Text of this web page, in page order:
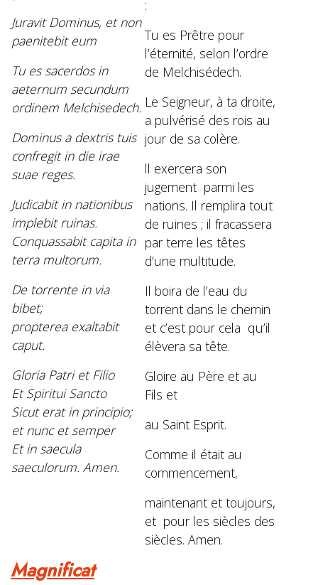
Juravit Dominus, et non
paenitebit eum
Tu es sacerdos in
aeternum secundum
ordinem Melchisedech.
Dominus a dextris tuis
confregit in die irae
suae reges.
Judicabit in nationibus
implebit ruinas.
Conquassabit capita in
terra multorum.
De torrente in via
bibet;
propterea exaltabit
caput.
Gloria Patri et Filio
Et Spiritui Sancto
Sicut erat in principio;
et nunc et semper
Et in saecula
saeculorum. Amen.
:
Tu es Prêtre pour
l’éternité, selon l’ordre
de Melchisédech.
Le Seigneur, à ta droite,
a pulvérisé des rois au
jour de sa colère.
ll exercera son
jugement parmi les
nations. Il remplira tout
de ruines ; il fracassera
par terre les têtes
d’une multitude.
Il boira de l’eau du
torrent dans le chemin
et c’est pour cela qu’il
élèvera sa tête.
Gloire au Père et au
Fils et
au Saint Esprit.
Comme il était au
commencement,
maintenant et toujours,
et pour les siècles des
siècles. Amen.
Magnificat